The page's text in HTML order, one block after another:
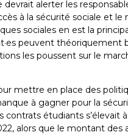
alerter les
à la sécurité sociale et le
sociales en est la
peuvent théoriquement
les poussent sur le
mettre en place des
à gagner pour la
contrats étudiants s’élevait à
alors que le montant des